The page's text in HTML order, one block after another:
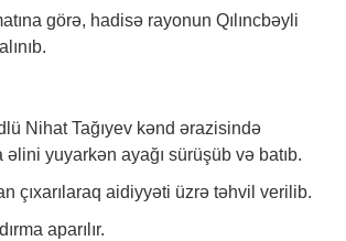
görə, hadisə rayonun Qılıncbəyli
Nihat Tağıyev kənd ərazisində
yuyarkən ayağı sürüşüb və batıb.
çıxarılaraq aidiyyəti üzrə təhvil verilib.
aparılır.